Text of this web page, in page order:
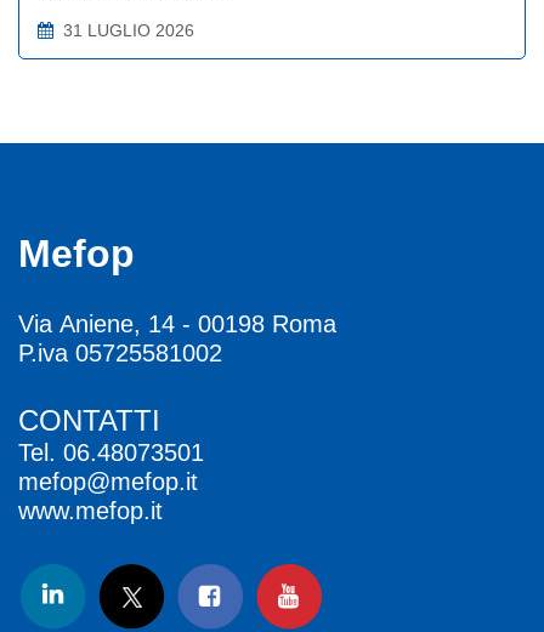
31 LUGLIO 2026
Mefop
Via Aniene, 14 - 00198 Roma
P.iva 05725581002
CONTATTI
Tel. 06.48073501
mefop@mefop.it
www.mefop.it